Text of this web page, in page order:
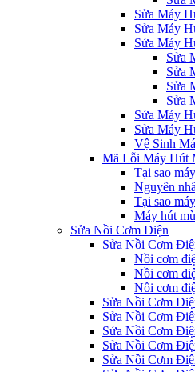
Sửa Máy
Sửa Máy
Sửa Máy
Sửa
Sửa
Sửa
Sửa
Sửa Máy
Sửa Máy
Vệ Sinh
Mã Lỗi Máy Hút
Tại sao
Nguyên
Tại sao
Máy hút
Sửa Nồi Cơm Điện
Sửa Nồi Cơm
Nồi cơm
Nồi cơm
Nồi cơm
Sửa Nồi Cơm
Sửa Nồi Cơm
Sửa Nồi Cơm
Sửa Nồi Cơm
Sửa Nồi Cơm